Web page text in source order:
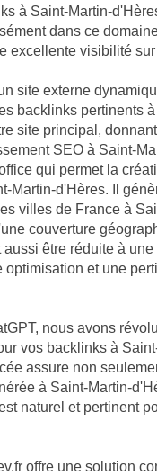
à Saint-Martin-
dans ce
excellente visibilité
site externe
backlinks pertinents
site principal,
SEO à Saint-
qui permet la
Martin-d'Hères. Il
villes de France à
couverture
être réduite à
optimisation et une
nous avons
vos backlinks à
assure non
à Saint-Martin-
naturel et pertinent
offre une solution